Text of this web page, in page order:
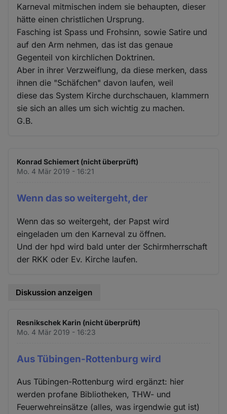
Karneval mitmischen indem sie behaupten, dieser
hätte einen christlichen Ursprung.
Fasching ist Spass und Frohsinn, sowie Satire und
auf den Arm nehmen, das ist das genaue
Gegenteil von kirchlichen Doktrinen.
Aber in ihrer Verzweiflung, da diese merken, dass
ihnen die "Schäfchen" davon laufen, weil
diese das System Kirche durchschauen, klammern
sie sich an alles um sich wichtig zu machen.
G.B.
Konrad Schiemert (nicht überprüft)
Mo. 4 Mär 2019 - 16:21
Wenn das so weitergeht, der
Wenn das so weitergeht, der Papst wird
eingeladen um den Karneval zu öffnen.
Und der hpd wird bald unter der Schirmherrschaft
der RKK oder Ev. Kirche laufen.
Diskussion anzeigen
Resnikschek Karin (nicht überprüft)
Mo. 4 Mär 2019 - 16:23
Aus Tübingen-Rottenburg wird
Aus Tübingen-Rottenburg wird ergänzt: hier
werden profane Bibliotheken, THW- und
Feuerwehreinsätze (alles, was irgendwie gut ist)